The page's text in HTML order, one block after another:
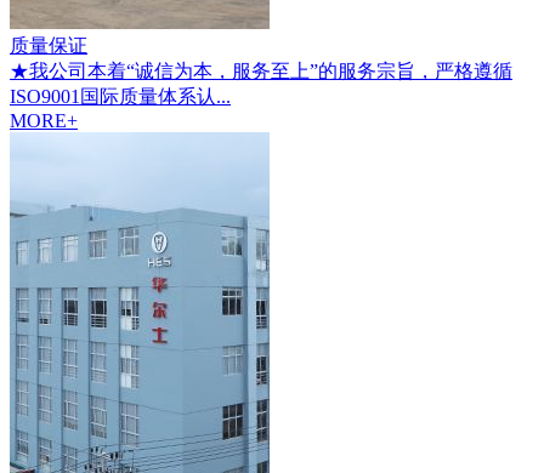
质量保证
★我公司本着“诚信为本，服务至上”的服务宗旨，严格遵循
ISO9001国际质量体系认...
MORE+